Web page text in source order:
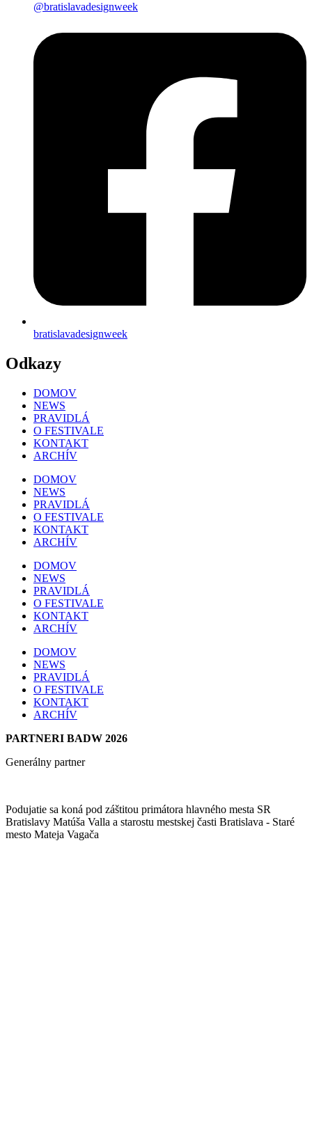
@bratislavadesignweek
bratislavadesignweek
Odkazy
DOMOV
NEWS
PRAVIDLÁ
O FESTIVALE
KONTAKT
ARCHÍV
DOMOV
NEWS
PRAVIDLÁ
O FESTIVALE
KONTAKT
ARCHÍV
DOMOV
NEWS
PRAVIDLÁ
O FESTIVALE
KONTAKT
ARCHÍV
DOMOV
NEWS
PRAVIDLÁ
O FESTIVALE
KONTAKT
ARCHÍV
PARTNERI BADW 2026
Generálny partner
Podujatie sa koná pod záštitou primátora hlavného mesta SR
Bratislavy Matúša Valla a starostu mestskej časti Bratislava - Staré
mesto Mateja Vagača